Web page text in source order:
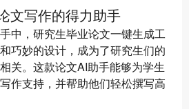
文写作的得力助手
中，研究生毕业论文一键生成工
巧妙的设计，成为了研究生们的
关。这款论文AI助手能够为学生
作支持，并帮助他们轻松撰写高